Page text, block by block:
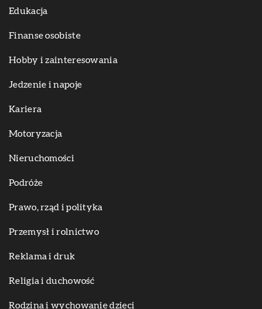
Edukacja
Finanse osobiste
Hobby i zainteresowania
Jedzenie i napoje
Kariera
Motoryzacja
Nieruchomości
Podróże
Prawo, rząd i polityka
Przemysł i rolnictwo
Reklama i druk
Religia i duchowość
Rodzina i wychowanie dzieci